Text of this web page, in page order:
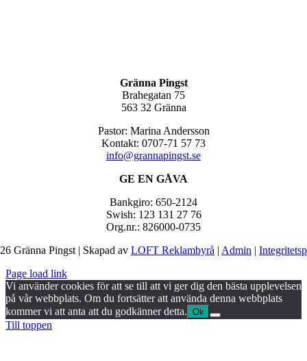
Gränna Pingst
Brahegatan 75
563 32 Gränna
Pastor: Marina Andersson
Kontakt: 0707-71 57 73
info@grannapingst.se
GE EN GÅVA
Bankgiro: 650-2124
Swish: 123 131 27 76
Org.nr.: 826000-0735
Gränna Pingst | Skapad av LOFT Reklambyrå | Admin |
Page load link
Vi använder cookies för att se till att vi ger dig den bästa upplevelsen
på vår webbplats. Om du fortsätter att använda denna webbplats
kommer vi att anta att du godkänner detta. Ok
Till toppen